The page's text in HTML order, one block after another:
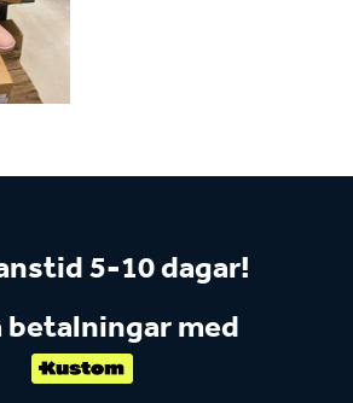
5-10 dagar!
betalningar med